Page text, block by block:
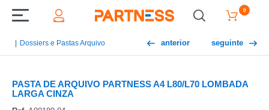
0
Dossiers e Pastas Arquivo anterior seguinte
PASTA DE ARQUIVO PARTNESS A4 L80/L70 LOMBADA
LARGA CINZA